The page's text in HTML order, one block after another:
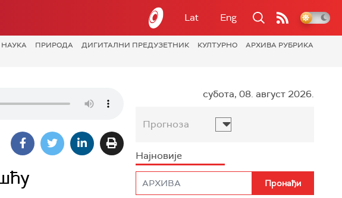
Lat Eng
НАУКА ПРИРОДА ДИГИТАЛНИ ПРЕДУЗЕТНИК КУЛТУРНО
АРХИВА РУБРИКА
субота, 08. август 2026.
Прогноза
Најновије